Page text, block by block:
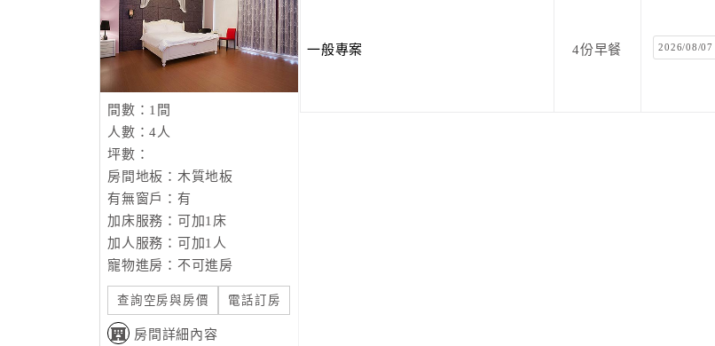
間數：1間
人數：4人
坪數：
房間地板：木質地板
有無窗戶：有
加床服務：可加1床
加人服務：可加1人
寵物進房：不可進房
查詢空房與房價 電話訂房
房間詳細內容
一般專案 4份早餐 2026/08/07